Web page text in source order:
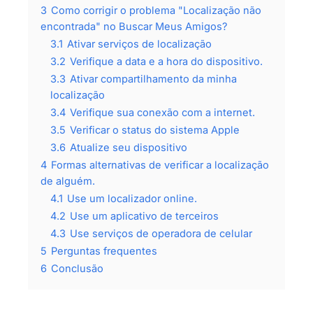
3 Como corrigir o problema "Localização não
encontrada" no Buscar Meus Amigos?
3.1 Ativar serviços de localização
3.2 Verifique a data e a hora do dispositivo.
3.3 Ativar compartilhamento da minha
localização
3.4 Verifique sua conexão com a internet.
3.5 Verificar o status do sistema Apple
3.6 Atualize seu dispositivo
4 Formas alternativas de verificar a localização
de alguém.
4.1 Use um localizador online.
4.2 Use um aplicativo de terceiros
4.3 Use serviços de operadora de celular
5 Perguntas frequentes
6 Conclusão